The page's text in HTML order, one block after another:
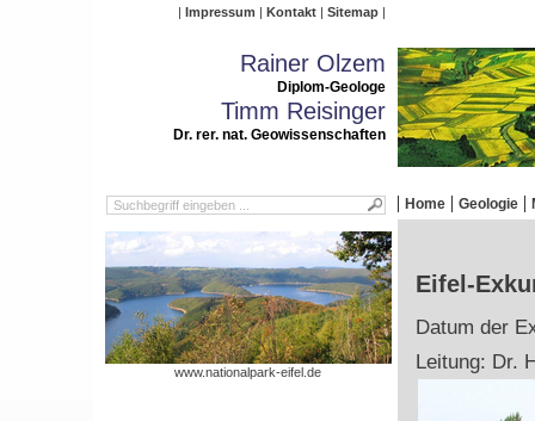
Impressum Kontakt Sitemap
Rainer Olzem
Diplom-Geologe
Timm Reisinger
Dr. rer. nat. Geowissenschaften
Home Geologie
www.nationalpark-eifel.de
Eifel-
Datum der
Leitung: Dr.